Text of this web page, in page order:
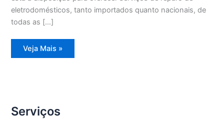
eletrodomésticos, tanto importados quanto nacionais, de
todas as […]
Reparo
Eletrodomésticos
Veja Mais »
Serviços